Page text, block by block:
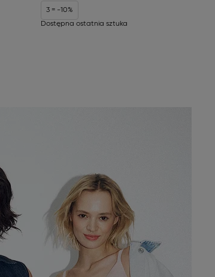
3 = -10%
Dostępna ostatnia sztuka